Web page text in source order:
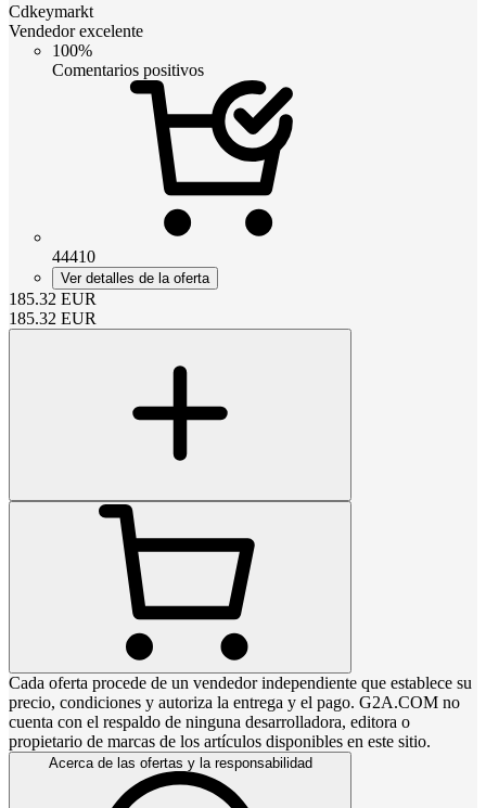
Cdkeymarkt
Vendedor excelente
100%
Comentarios positivos
44410
Ver detalles de la oferta
185.32 EUR
185.32 EUR
Cada oferta procede de un vendedor independiente que establece su
precio, condiciones y autoriza la entrega y el pago. G2A.COM no
cuenta con el respaldo de ninguna desarrolladora, editora o
propietario de marcas de los artículos disponibles en este sitio.
Acerca de las ofertas y la responsabilidad